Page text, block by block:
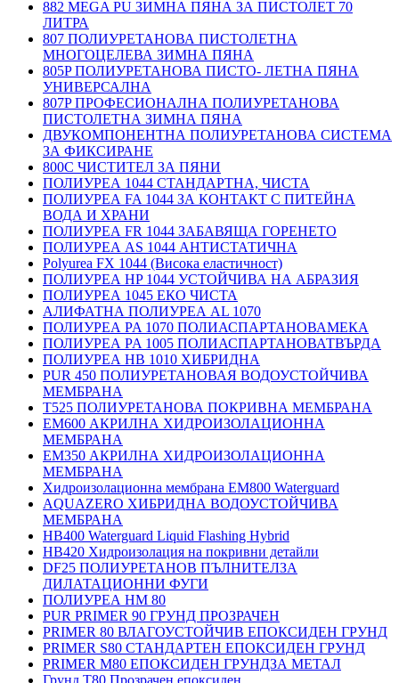
882 MEGA PU ЗИМНА ПЯНА ЗА ПИСТОЛЕТ 70
ЛИТРА
807 ПОЛИУРЕТАНОВА ПИСТОЛЕТНА
МНОГОЦЕЛЕВА ЗИМНА ПЯНА
805P ПОЛИУРЕТАНОВА ПИСТО- ЛЕТНА ПЯНА
УНИВЕРСАЛНА
807P ПРОФЕСИОНАЛНА ПОЛИУРЕТАНОВА
ПИСТОЛЕТНА ЗИМНА ПЯНА
ДВУКОМПОНЕНТНА ПОЛИУРЕТАНОВА СИСТЕМА
ЗА ФИКСИРАНЕ
800C ЧИСТИТЕЛ ЗА ПЯНИ
ПОЛИУРЕА 1044 СТАНДАРТНА, ЧИСТА
ПОЛИУРЕА FA 1044 ЗА КОНТАКТ С ПИТЕЙНА
ВОДА И ХРАНИ
ПОЛИУРЕА FR 1044 ЗАБАВЯЩА ГОРЕНЕТО
ПОЛИУРЕА AS 1044 АНТИСТАТИЧНА
Polyurea FX 1044 (Висока еластичност)
ПОЛИУРЕА HP 1044 УСТОЙЧИВА НА АБРАЗИЯ
ПОЛИУРЕА 1045 ЕКО ЧИСТА
АЛИФАТНА ПОЛИУРЕА AL 1070
ПОЛИУРЕА PA 1070 ПОЛИАСПАРТАНОВАМЕКА
ПОЛИУРЕА PA 1005 ПОЛИАСПАРТАНОВАТВЪРДА
ПОЛИУРЕА HB 1010 ХИБРИДНА
PUR 450 ПОЛИУРЕТАНОВАЯ ВОДОУСТОЙЧИВА
МЕМБРАНА
T525 ПОЛИУРЕТАНОВА ПОКРИВНА МЕМБРАНА
EM600 АКРИЛНА ХИДРОИЗОЛАЦИОННА
МЕМБРАНА
EM350 АКРИЛНА ХИДРОИЗОЛАЦИОННА
МЕМБРАНА
Хидроизолационна мембрана EM800 Waterguard
AQUAZERO ХИБРИДНА ВОДОУСТОЙЧИВА
МЕМБРАНА
HB400 Waterguard Liquid Flashing Hybrid
HB420 Хидроизолация на покривни детайли
DF25 ПОЛИУРЕТАНОВ ПЪЛНИТЕЛЗА
ДИЛАТАЦИОННИ ФУГИ
ПОЛИУРЕА HM 80
PUR PRIMER 90 ГРУНД ПРОЗРАЧЕН
PRIMER 80 ВЛАГОУСТОЙЧИВ ЕПОКСИДЕН ГРУНД
PRIMER S80 СТАНДАРТЕН ЕПОКСИДЕН ГРУНД
PRIMER M80 ЕПОКСИДЕН ГРУНДЗА МЕТАЛ
Грунд Т80 Прозрачен епоксиден